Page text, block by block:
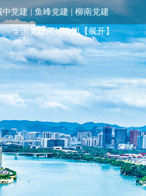
中党建 | 鱼峰党建 | 柳南党建
全国党建网站联盟【展开】